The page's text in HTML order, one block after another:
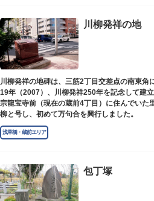
川柳発祥の地
川柳発祥の地碑は、三筋2丁目交差点の南東角
19年（2007）、川柳発祥250年を記念して建
宗龍宝寺前（現在の蔵前4丁目）に住んでいた
柳と号し、初めて万句合を興行しました。
浅草橋・蔵前エリア
包丁塚